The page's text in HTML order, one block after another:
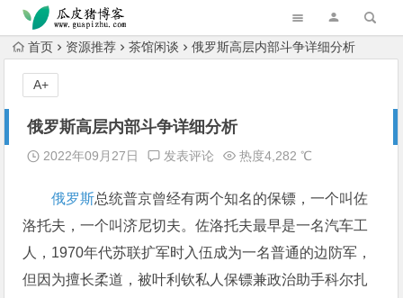
跳转到主内容
首页 资源推荐 茶馆闲谈 俄罗斯高层内部斗争详细分析
俄罗斯高层内部斗争详细分析
2022年09月27日 发表评论 热度4,282 ℃
俄罗斯总统普京曾经有两个知名的保镖，一个叫佐
洛托夫，一个叫济尼切夫。佐洛托夫最早是一名汽车工
人，1970年代苏联扩军时入伍成为一名普通的边防军，
但因为擅长柔道，被叶利钦私人保镖兼政治助手科尔扎
A+